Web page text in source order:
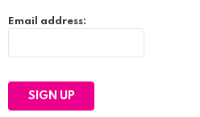
Email address: